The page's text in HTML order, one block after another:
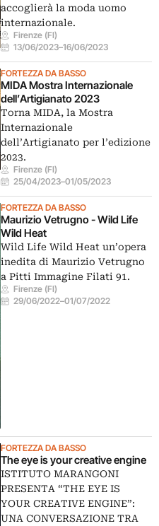
accoglierà la moda uomo
internazionale.
Firenze (FI)
13/06/2023–16/06/2023
FORTEZZA DA BASSO
MIDA Mostra Internazionale
dell’Artigianato 2023
Torna MIDA, la Mostra
Internazionale
dell’Artigianato per l’edizione
2023.
Firenze (FI)
25/04/2023–01/05/2023
FORTEZZA DA BASSO
Maurizio Vetrugno - Wild Life
Wild Heat
Wild Life Wild Heat un’opera
inedita di Maurizio Vetrugno
a Pitti Immagine Filati 91.
Firenze (FI)
29/06/2022–01/07/2022
FORTEZZA DA BASSO
The eye is your creative engine
ISTITUTO MARANGONI
PRESENTA “THE EYE IS
YOUR CREATIVE ENGINE”:
UNA CONVERSAZIONE TRA